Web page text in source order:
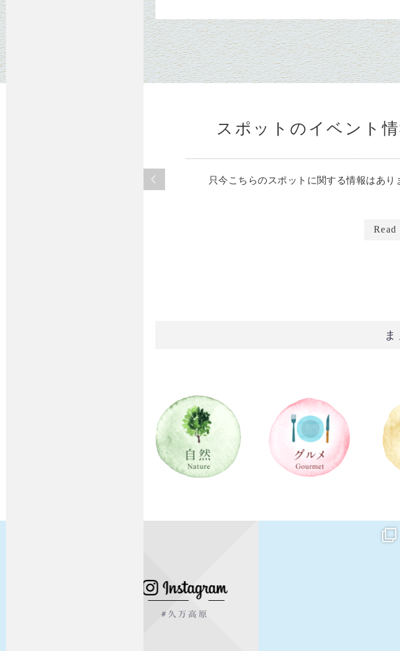
スポットのイベント情
只今こちらのスポットに関する情報はあり
Read